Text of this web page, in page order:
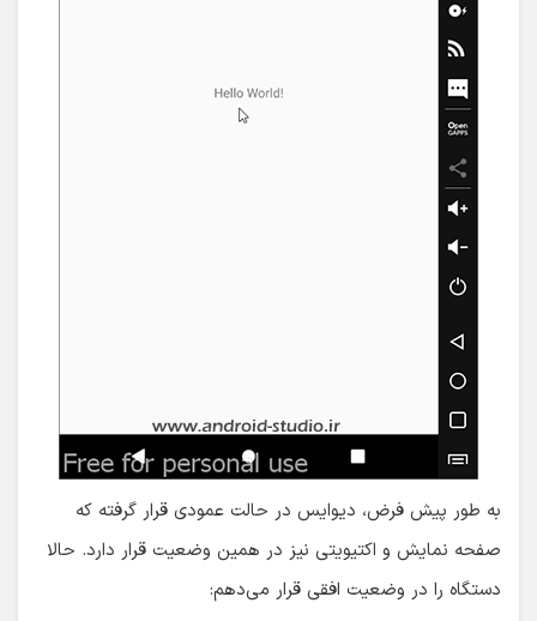
به طور پیش فرض، دیوایس در حالت عمودی قرار گرفته که
صفحه نمایش و اکتیویتی نیز در همین وضعیت قرار دارد. حالا
دستگاه را در وضعیت افقی قرار می‌دهم: